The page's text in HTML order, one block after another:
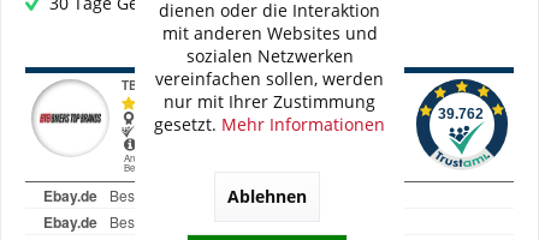
dienen oder die Interaktion
mit anderen Websites und
sozialen Netzwerken
vereinfachen sollen, werden
nur mit Ihrer Zustimmung
gesetzt. Mehr Informationen
Ablehnen